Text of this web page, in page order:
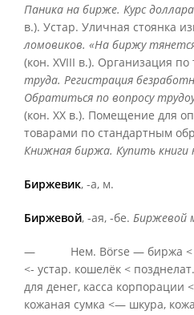
Паника на бирже. Курс
в.). Устар. Уличная стоянка
ломовиков. «На биржу
(кон. XVIII в.). Организация по
труда. Регистрация
Обратиться по вопросу
(кон. XX в.). Помещение для
товарами по стандартным
Книжная биржа. Купить книги
Биржевик, -а, м.
Биржевой, -ая, -бе. Биржевой
— Нем. Börse — биржа <
<- устар. кошелёк <
для денег, касса
кожаная сумка <— шкура,